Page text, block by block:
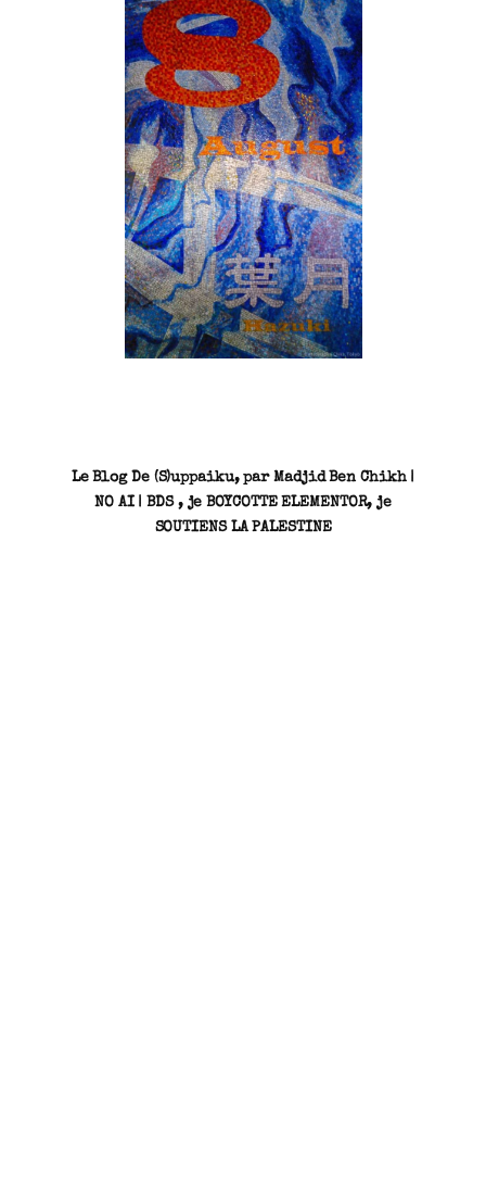
Le Blog De (S)uppaiku, par Madjid Ben Chikh |
NO AI | BDS , je BOYCOTTE ELEMENTOR, je
SOUTIENS LA PALESTINE